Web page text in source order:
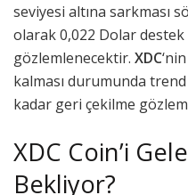
seviyesi altına sarkması
olarak 0,022 Dolar
gözlemlenecektir. XDC
kalması durumunda
kadar geri çekilme
XDC Coin’i
Bekliyor?